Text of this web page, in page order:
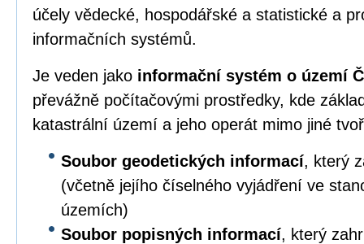
účely vědecké, hospodářské a statistické a
informačních systémů.
Je veden jako informační systém o území
převážně počítačovými prostředky, kde
katastrální území a jeho operát mimo jiné
Soubor geodetických informací, který
(včetně jejího číselného vyjádření ve
územích)
Soubor popisných informací, který